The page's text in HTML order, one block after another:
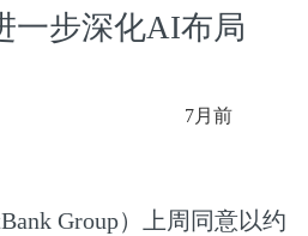
一步深化AI布局
7月前
Group）上周同意以约